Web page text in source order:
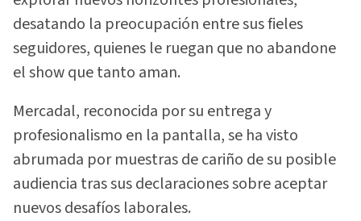
desatando la preocupación entre sus fieles
seguidores, quienes le ruegan que no abandone
el show que tanto aman.
Mercadal, reconocida por su entrega y
profesionalismo en la pantalla, se ha visto
abrumada por muestras de cariño de su posible
audiencia tras sus declaraciones sobre aceptar
nuevos desafíos laborales.